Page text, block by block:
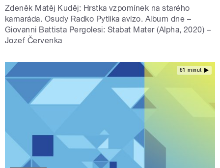
Zdeněk Matěj Kuděj: Hrstka vzpomínek na starého
kamaráda. Osudy Radko Pytlíka avízo. Album dne –
Giovanni Battista Pergolesi: Stabat Mater (Alpha, 2020) –
Jozef Červenka
61 minut